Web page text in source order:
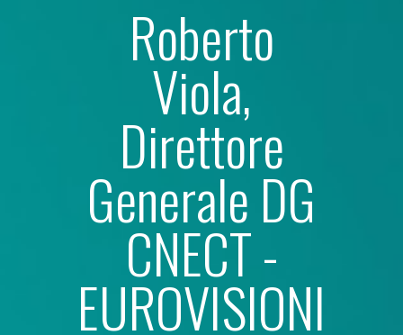
Roberto
Viola,
Direttore
Generale DG
CNECT -
EUROVISIONI